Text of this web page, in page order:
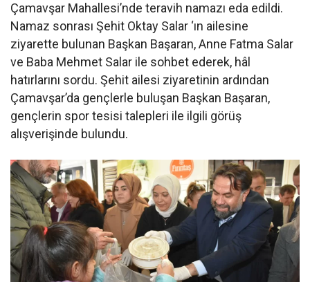
Çamavşar Mahallesi’nde teravih namazı eda edildi.
Namaz sonrası Şehit Oktay Salar ‘ın ailesine
ziyarette bulunan Başkan Başaran, Anne Fatma Salar
ve Baba Mehmet Salar ile sohbet ederek, hâl
hatırlarını sordu. Şehit ailesi ziyaretinin ardından
Çamavşar’da gençlerle buluşan Başkan Başaran,
gençlerin spor tesisi talepleri ile ilgili görüş
alışverişinde bulundu.